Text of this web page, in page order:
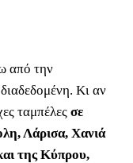
από την
Κι αν
ταμπέλες σε
Λάρισα, Χανιά
της Κύπρου,